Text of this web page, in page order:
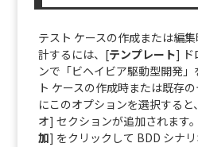
テスト ケースの作成または編
計するには、[テンプレート] ド
ンで「ビヘイビア駆動型開発」
ト ケースの作成時または既存
にこのオプションを選択すると
オ] セクションが追加されます。
加] をクリックして BDD シナリ